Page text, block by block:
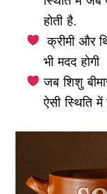
होती है.
क्रीमी और
भी मदद होगी
जब शिशु
ऐसी स्थिति